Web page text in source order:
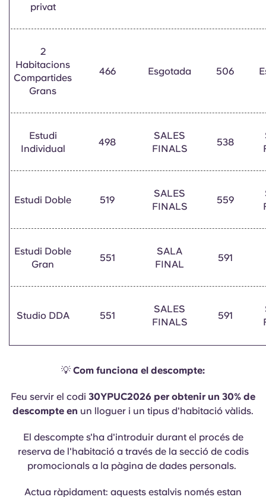
privat
2
Habitacions
Compartides
Grans
466 Esgotada 506
Estudi
Individual
498
SALES
FINALS
538
Estudi Doble 519
SALES
FINALS
559
Estudi Doble
Gran
551
SALA
FINAL
591
Studio DDA 551
SALES
FINALS
591
💡 Com funciona el descompte:
Feu servir el codi 30YPUC2026 per obtenir un 30% de
descompte en un lloguer i un tipus d'habitació vàlids.
El descompte s'ha d'introduir durant el procés de
reserva de l'habitació a través de la secció de codis
promocionals a la pàgina de dades personals.
Actua ràpidament: aquests estalvis només estan